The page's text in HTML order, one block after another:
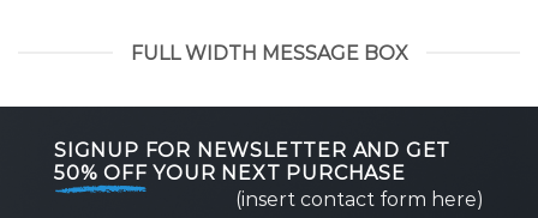
FULL WIDTH MESSAGE BOX
SIGNUP FOR NEWSLETTER AND GET
50% OFFYOUR NEXT PURCHASE
(insert contact form here)